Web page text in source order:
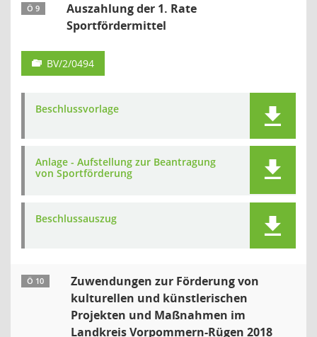
Ö 9
Auszahlung der 1. Rate
Sportfördermittel
BV/2/0494
Beschlussvorlage
Anlage - Aufstellung zur Beantragung
von Sportförderung
Beschlussauszug
Ö 10
Zuwendungen zur Förderung von
kulturellen und künstlerischen
Projekten und Maßnahmen im
Landkreis Vorpommern-Rügen 2018